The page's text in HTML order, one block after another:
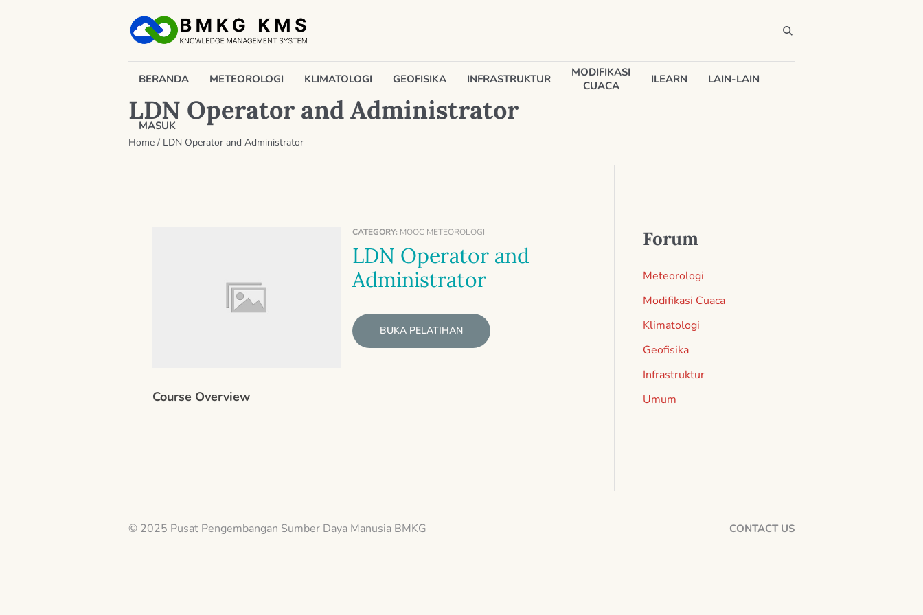
BERANDA METEOROLOGI KLIMATOLOGI GEOFISIKA INFRASTRUKTUR
MODIFIKASI
CUACA
ILEARN LAIN-LAIN
MASUK
LDN Operator and Administrator
Home / LDN Operator and Administrator
CATEGORY: MOOC METEOROLOGI
LDN Operator and
Administrator
BUKA PELATIHAN
Course Overview
Forum
Meteorologi
Modifikasi Cuaca
Klimatologi
Geofisika
Infrastruktur
Umum
CONTACT US
© 2025 Pusat Pengembangan Sumber Daya Manusia BMKG